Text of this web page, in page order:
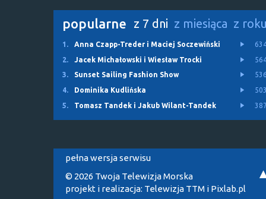
popularne z 7 dni z miesiąca z
1. Anna Czapp-Treder i Maciej Soczewiński
2.
Jacek Michałowski i Wiesław Trocki
3.
Sunset Sailing Fashion Show
4.
Dominika Kudlińska
5.
Tomasz Tandek i Jakub Wilant-Tandek
pełna wersja serwisu
© 2026 Twoja Telewizja Morska
projekt i realizacja: Telewizja TTM i Pixlab.pl